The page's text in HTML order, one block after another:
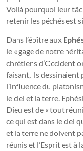
Voilà pourquoi leur
retenir les péchés est
Dans l’épître aux
le « gage de notre
chrétiens d’Occident
faisant, ils dessinaient
l’influence du
le ciel et la terre.
Dieu est de « tout
ce qui est dans le ciel
et la terre ne doivent
réunis et l’Esprit est à